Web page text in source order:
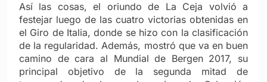
Así las cosas, el oriundo de La Ceja volvió a
festejar luego de las cuatro victorias obtenidas en
el Giro de Italia, donde se hizo con la clasificación
de la regularidad. Además, mostró que va en buen
camino de cara al Mundial de Bergen 2017, su
principal objetivo de la segunda mitad de